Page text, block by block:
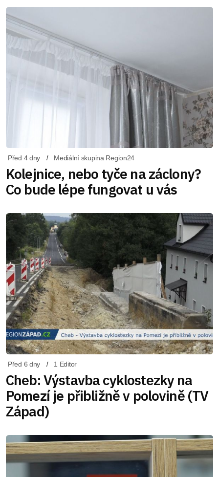
Před 4 dny Mediální skupina Region24
Kolejnice, nebo tyče na záclony?
Co bude lépe fungovat u vás
Před 6 dny 1 Editor
Cheb: Výstavba cyklostezky na
Pomezí je přibližně v polovině (TV
Západ)